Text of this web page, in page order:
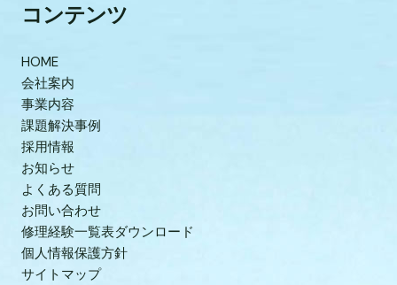
コンテンツ
HOME
会社案内
事業内容
課題解決事例
採用情報
お知らせ
よくある質問
お問い合わせ
修理経験一覧表ダウンロード
個人情報保護方針
サイトマップ